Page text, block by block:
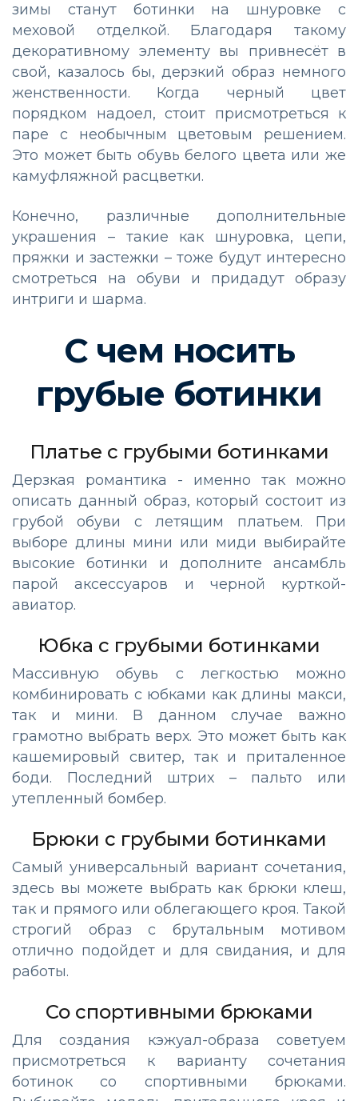
зимы станут ботинки на шнуровке с
меховой отделкой. Благодаря такому
декоративному элементу вы привнесёт в
свой, казалось бы, дерзкий образ немного
женственности. Когда черный цвет
порядком надоел, стоит присмотреться к
паре с необычным цветовым решением.
Это может быть обувь белого цвета или же
камуфляжной расцветки.
Конечно, различные дополнительные
украшения – такие как шнуровка, цепи,
пряжки и застежки – тоже будут интересно
смотреться на обуви и придадут образу
интриги и шарма.
С чем носить
грубые ботинки
Платье с грубыми ботинками
Дерзкая романтика - именно так можно
описать данный образ, который состоит из
грубой обуви с летящим платьем. При
выборе длины мини или миди выбирайте
высокие ботинки и дополните ансамбль
парой аксессуаров и черной курткой-
авиатор.
Юбка с грубыми ботинками
Массивную обувь с легкостью можно
комбинировать с юбками как длины макси,
так и мини. В данном случае важно
грамотно выбрать верх. Это может быть как
кашемировый свитер, так и приталенное
боди. Последний штрих – пальто или
утепленный бомбер.
Брюки с грубыми ботинками
Самый универсальный вариант сочетания,
здесь вы можете выбрать как брюки клеш,
так и прямого или облегающего кроя. Такой
строгий образ с брутальным мотивом
отлично подойдет и для свидания, и для
работы.
Со спортивными брюками
Для создания кэжуал-образа советуем
присмотреться к варианту сочетания
ботинок со спортивными брюками.